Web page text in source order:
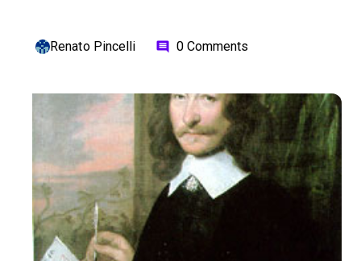
Renato Pincelli comment 0 Comments